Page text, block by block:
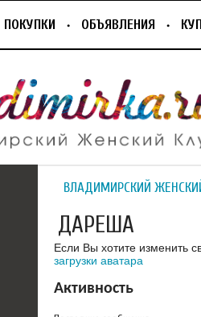
ПОКУПКИ ОБЪЯВЛЕНИЯ
ВЛАДИМИРСКИЙ
ДАРЕША
Если Вы хотите изменить
загрузки аватара
Активность